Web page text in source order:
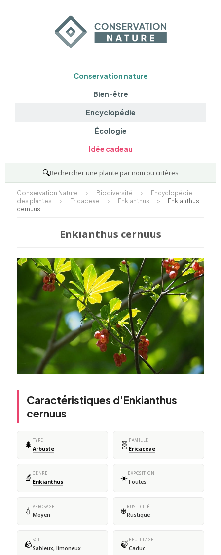
Conservation nature
Bien-être
Encyclopédie
Écologie
Idée cadeau
🔍Rechercher une plante par nom ou critères
Conservation Nature > Biodiversité >
Encyclopédie
des plantes
> Ericaceae > Enkianthus >
Enkianthus
cernuus
Enkianthus cernuus
Caractéristiques d'Enkianthus
cernuus
🌲 TYPE
Arbuste 🧬 FAMILLE
Ericaceae
🔬 GENRE
Enkianthus ☀️EXPOSITION
Toutes
💧 ARROSAGE
Moyen ❄️RUSTICITÉ
Rustique
🪨SOL
Sableux, limoneux 🍃FEUILLAGE
Caduc